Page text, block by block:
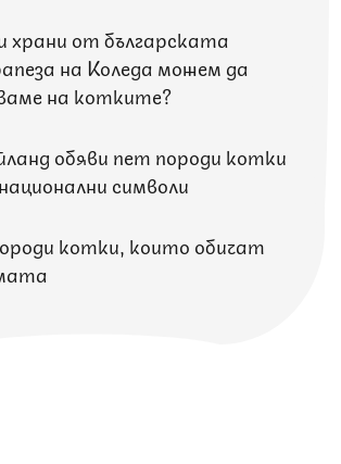
храни от българската
на Коледа можем да
на котките?
обяви пет породи котки
символи
котки, които обичат